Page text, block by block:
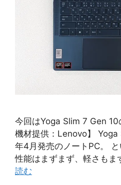
今回はYoga Slim 7 Gen 10
機材提供：Lenovo】
年4月発売のノートPC。 と
性能はまずまず、軽さも
読む